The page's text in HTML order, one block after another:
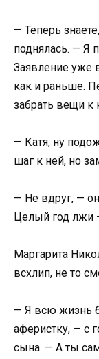
— Теперь
поднялась. — Я
Заявление уже
как и раньше.
забрать вещи к
— Катя, ну
шаг к ней, но
— Не вдруг, —
Целый год лжи
Маргарита
всхлип, не то
— Я всю жизнь
аферистку, — с
сына. — А ты